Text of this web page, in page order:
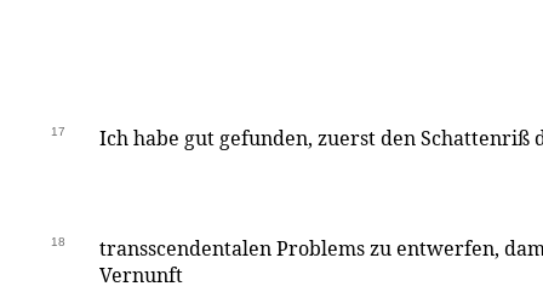
17 Ich habe gut gefunden, zuerst den Schattenriß
18
transscendentalen Problems zu entwerfen,
Vernunft